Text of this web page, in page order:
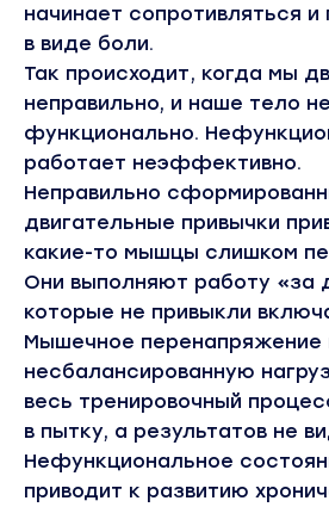
начинает сопротивляться
в виде боли.
Так происходит, когда мы
неправильно, и наше тело не
функционально.
работает неэффективно.
Неправильно
двигательные привычки
какие-то мышцы слишком
Они выполняют работу «за
которые не привыкли
Мышечное перенапряжение
несбалансированную
весь тренировочный
в пытку, а результатов не
Нефункциональное
приводит к развитию